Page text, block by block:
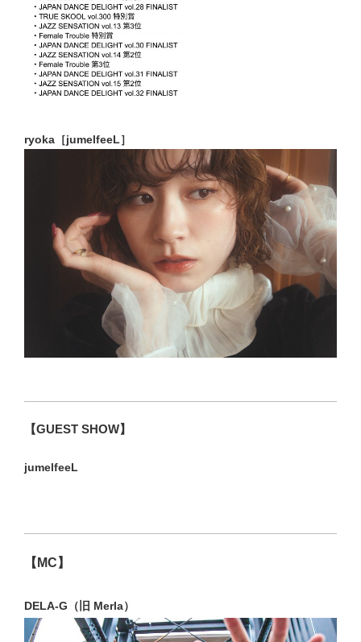
ryoka［jumelfeeL］
【GUEST SHOW】
jumelfeeL
【MC】
DELA-G（旧 Merla）